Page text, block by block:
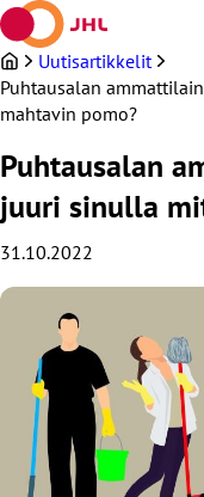
Siirry
sisältöön
Uutisartikkelit
Puhtausalan
mahtavin pomo?
Puhtausalan
juuri sinulla
31.10.2022